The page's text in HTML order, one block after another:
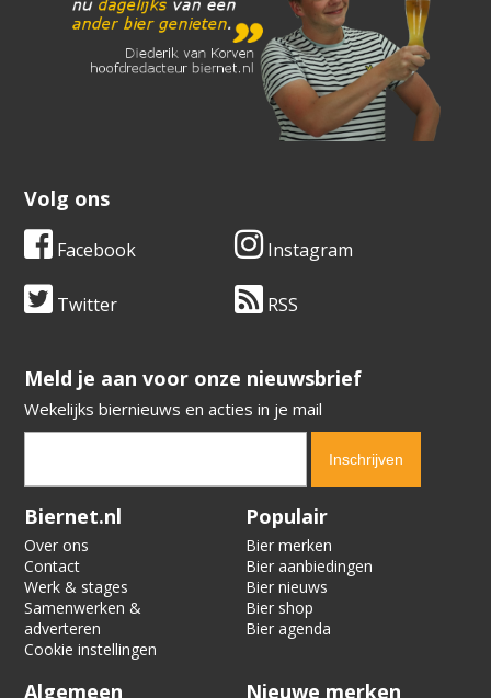
Volg ons
Facebook Instagram
Twitter RSS
​​​​​​​Meld je aan voor onze nieuwsbrief
Wekelijks biernieuws en acties in je mail
Verification code:
Biernet.nl
Over ons
Contact
Werk & stages
Samenwerken &
adverteren
Cookie instellingen
Populair
Bier merken
Bier aanbiedingen
Bier nieuws
Bier shop
Bier agenda
Algemeen Nieuwe merken